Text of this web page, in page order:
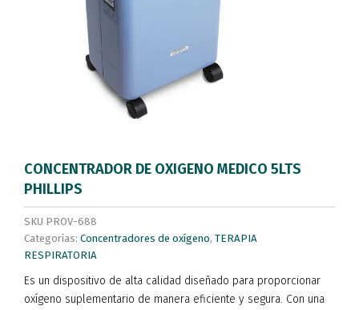
CONCENTRADOR DE OXIGENO MEDICO 5LTS
PHILLIPS
SKU PROV-688
Categorías: Concentradores de oxígeno, TERAPIA
RESPIRATORIA
Es un dispositivo de alta calidad diseñado para proporcionar
oxígeno suplementario de manera eficiente y segura. Con una